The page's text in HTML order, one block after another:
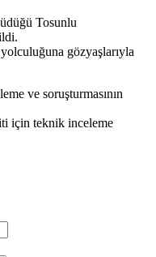
Tosunlu
gözyaşlarıyla
ve soruşturmasının
için teknik inceleme